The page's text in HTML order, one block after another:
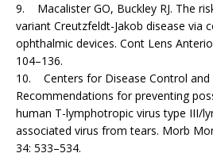
9. Macalister GO, Buckley RJ. The
variant Creutzfeldt-Jakob disease via
ophthalmic devices. Cont Lens
104–136.
10. Centers for Disease Control and
Recommendations for preventing
human T-lymphotropic virus type III/
associated virus from tears. Morb
34: 533–534.